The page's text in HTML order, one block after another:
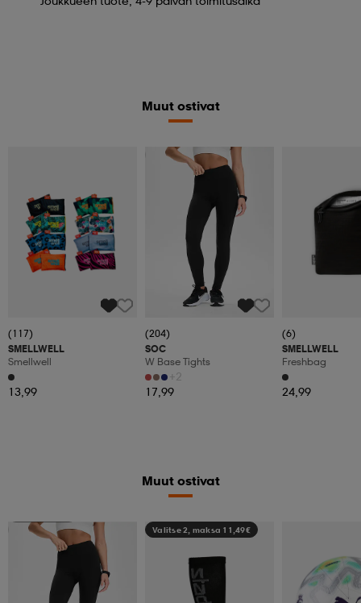
Muut ostivat
(117)
SMELLWELL
Smellwell
13,99
Katso hintaa
(204)
SOC
W Base Tights
+2
17,99
(6)
SMELLWELL
Freshbag
24,99
Muut ostivat
Katso hintaa Valitse 2, maksa 11,49€